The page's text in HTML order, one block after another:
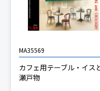
MA35569
カフェ用テーブル・イス
瀬戸物